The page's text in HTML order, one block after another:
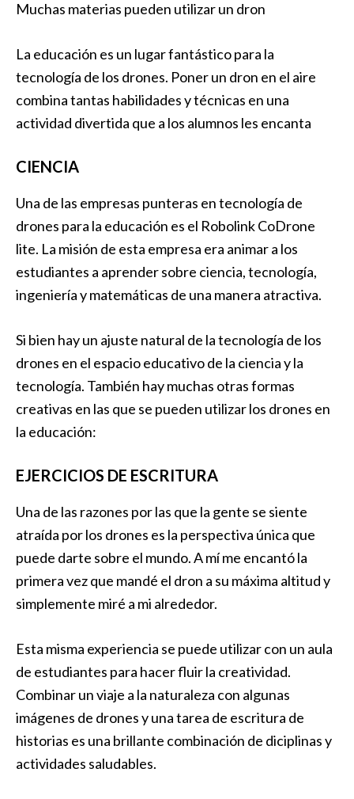
Muchas materias pueden utilizar un dron
La educación es un lugar fantástico para la
tecnología de los drones. Poner un dron en el aire
combina tantas habilidades y técnicas en una
actividad divertida que a los alumnos les encanta
CIENCIA
Una de las empresas punteras en tecnología de
drones para la educación es el Robolink CoDrone
lite. La misión de esta empresa era animar a los
estudiantes a aprender sobre ciencia, tecnología,
ingeniería y matemáticas de una manera atractiva.
Si bien hay un ajuste natural de la tecnología de los
drones en el espacio educativo de la ciencia y la
tecnología. También hay muchas otras formas
creativas en las que se pueden utilizar los drones en
la educación:
EJERCICIOS DE ESCRITURA
Una de las razones por las que la gente se siente
atraída por los drones es la perspectiva única que
puede darte sobre el mundo. A mí me encantó la
primera vez que mandé el dron a su máxima altitud y
simplemente miré a mi alrededor.
Esta misma experiencia se puede utilizar con un aula
de estudiantes para hacer fluir la creatividad.
Combinar un viaje a la naturaleza con algunas
imágenes de drones y una tarea de escritura de
historias es una brillante combinación de diciplinas y
actividades saludables.